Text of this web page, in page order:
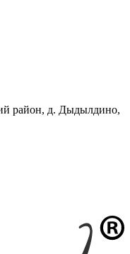
район, д. Дыдылдино,